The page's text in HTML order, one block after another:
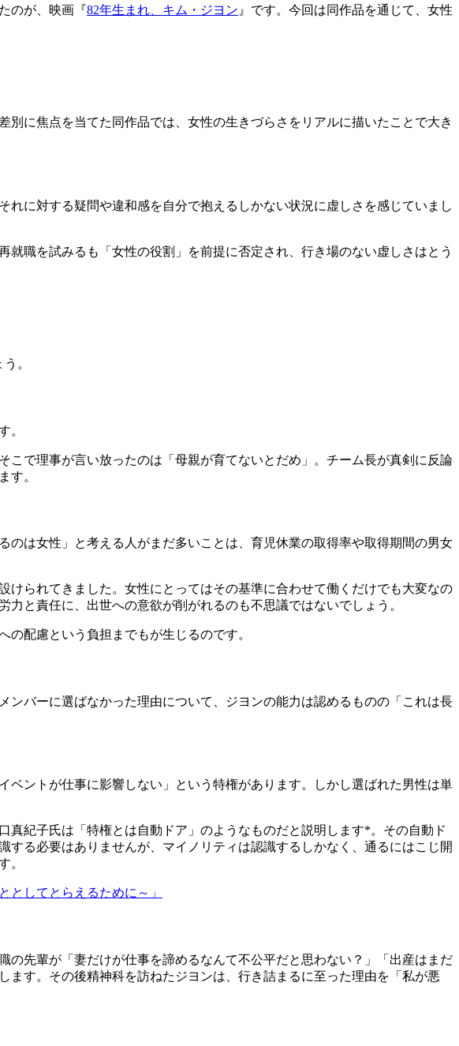
のが、映画『82年生まれ、キム・ジヨン 』です。今回は同作品を通じて、女性
に焦点を当てた同作品では、女性の生きづらさをリアルに描いたことで大き
に対する疑問や違和感を自分で抱えるしかない状況に虚しさを感じていまし
職を試みるも「女性の役割」を前提に否定され、行き場のない虚しさはとう
。
。
で理事が言い放ったのは「母親が育てないとだめ」。チーム長が真剣に反論
す。
は女性」と考える人がまだ多いことは、育児休業の取得率や取得期間の男女
けられてきました 。女性にとってはその基準に合わせて働くだけでも大変なの
と責任に、出世への意欲が削がれるのも不思議ではないでしょう。
の配慮という負担までもが生じるのです。
バーに選ばなかった理由について、ジヨンの能力は認めるものの「これは長
ベントが仕事に影響しない」という特権があります。しかし選ばれた男性は単
真紀子氏は 「特権とは自動ドア」のようなものだと説明します*。その自動ド
する必要はありませんが、マイノリティは認識するしかなく、通るにはこじ開
。
としてとらえるために～」
先輩が「妻だけが仕事を諦めるなんて不公平だと思わない？」「出産はまだ
ます。その後精神科を訪ねたジヨンは、行き詰まるに至った理由を「私が悪